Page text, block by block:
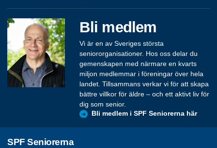
Bli medlem
Vi är en av Sveriges största
seniororganisationer. Hos oss delar du
gemenskapen med närmare en kvarts
miljon medlemmar i föreningar över hela
landet. Tillsammans verkar vi för att skapa
bättre villkor för äldre – och ett aktivt liv för
dig som senior.
Bli medlem i SPF Seniorerna här
SPF Seniorerna